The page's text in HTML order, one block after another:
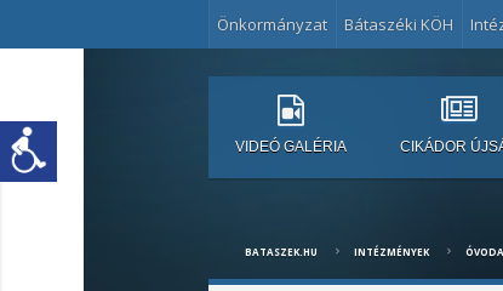
Önkormányzat Bátaszéki KÖH
VIDEÓ GALÉRIA CIKÁDOR
BATASZEK.HU INTÉZMÉNYEK